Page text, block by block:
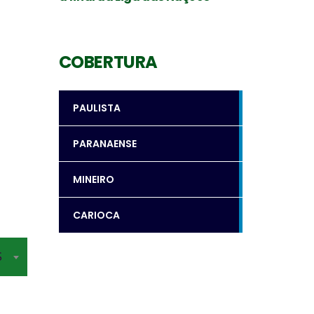
COBERTURA
PAULISTA
PARANAENSE
MINEIRO
CARIOCA